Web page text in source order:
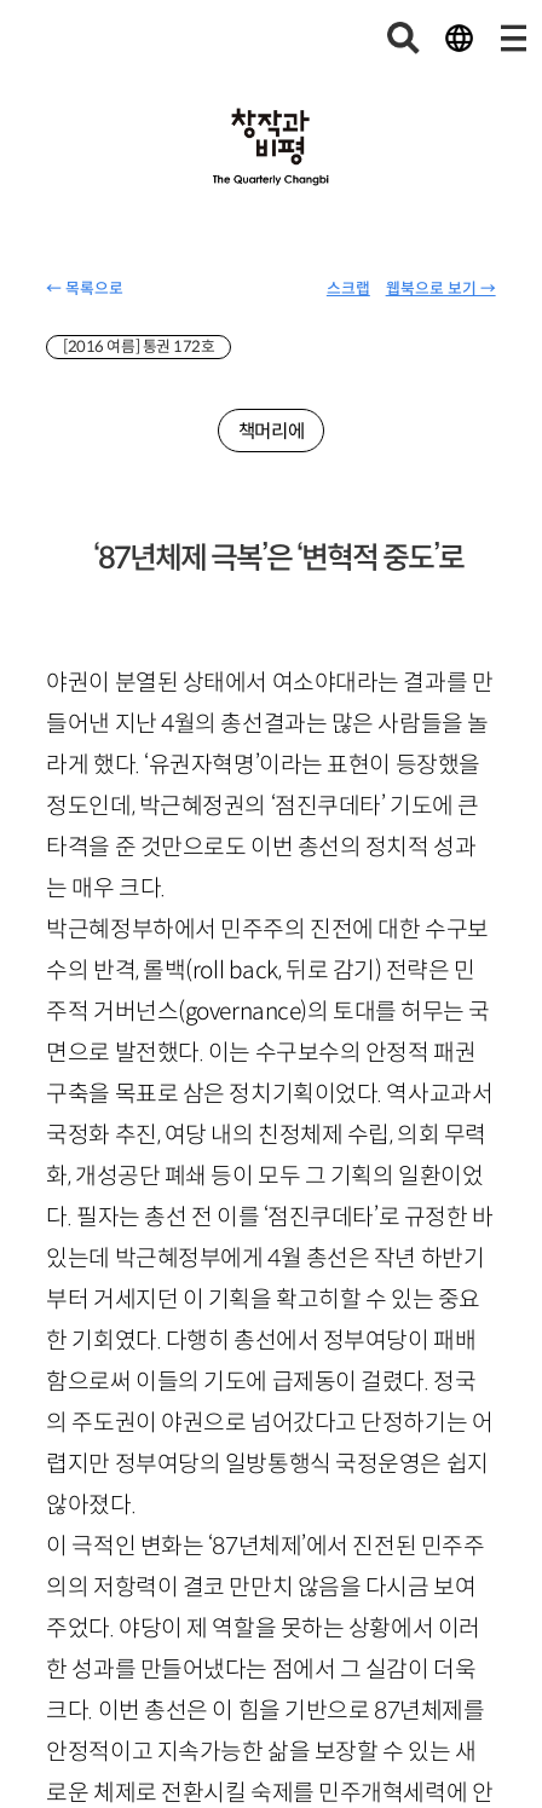
← 목록으로 웹북으로 보기 →
스크랩
[2016 여름] 통권 172호
책머리에
‘87년체제 극복’은 ‘변혁적 중도’로
야권이 분열된 상태에서 여소야대라는 결과를 만
들어낸 지난4월의 총선결과는 많은 사람들을 놀
라게 했다. ‘유권자혁명’이라는 표현이 등장했을
정도인데, 박근혜정권의 ‘점진쿠데타’ 기도에 큰
타격을 준 것만으로도 이번 총선의 정치적 성과
는 매우 크다.
박근혜정부하에서 민주주의 진전에 대한 수구보
수의 반격, 롤백(roll back,뒤로 감기) 전략은 민
주적 거버넌스(governance)의 토대를 허무는 국
면으로 발전했다. 이는 수구보수의 안정적 패권
구축을 목표로 삼은 정치기획이었다. 역사교과서
국정화 추진, 여당 내의 친정체제 수립, 의회 무력
화, 개성공단 폐쇄 등이 모두 그 기획의 일환이었
다. 필자는 총선 전 이를 ‘점진쿠데타’로 규정한 바
있는데 박근혜정부에게 4월 총선은 작년 하반기
부터 거세지던 이 기획을 확고히할 수 있는 중요
한 기회였다. 다행히 총선에서 정부여당이 패배
함으로써 이들의 기도에 급제동이 걸렸다. 정국
의 주도권이 야권으로 넘어갔다고 단정하기는 어
렵지만 정부여당의 일방통행식 국정운영은 쉽지
않아졌다.
이 극적인 변화는 ‘87년체제’에서 진전된 민주주
의의 저항력이 결코 만만치 않음을 다시금 보여
주었다. 야당이 제 역할을 못하는 상황에서 이러
한 성과를 만들어냈다는 점에서 그 실감이 더욱
크다. 이번 총선은 이 힘을 기반으로 87년체제를
안정적이고 지속가능한 삶을 보장할 수 있는 새
로운 체제로 전환시킬 숙제를 민주개혁세력에 안